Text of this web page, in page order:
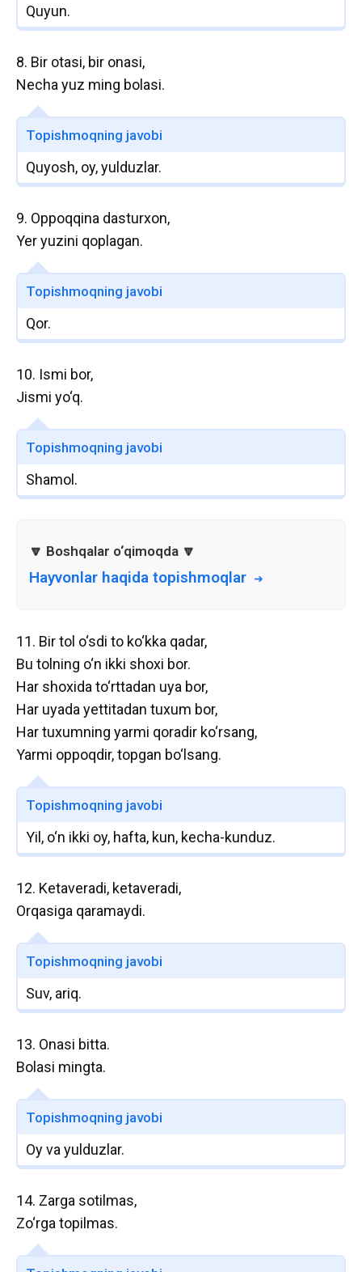
Quyun.
8. Bir otasi, bir onasi,
Necha yuz ming bolasi.
Topishmoqning javobi
Quyosh, oy, yulduzlar.
9. Oppoqqina dasturxon,
Yer yuzini qoplagan.
Topishmoqning javobi
Qor.
10. Ismi bor,
Jismi yo‘q.
Topishmoqning javobi
Shamol.
Hayvonlar haqida topishmoqlar
11. Bir tol o‘sdi to ko‘kka qadar,
Bu tolning o‘n ikki shoxi bor.
Har shoxida to‘rttadan uya bor,
Har uyada yettitadan tuxum bor,
Har tuxumning yarmi qoradir ko‘rsang,
Yarmi oppoqdir, topgan bo‘lsang.
Topishmoqning javobi
Yil, o‘n ikki oy, hafta, kun, kecha-kunduz.
12. Ketaveradi, ketaveradi,
Orqasiga qaramaydi.
Topishmoqning javobi
Suv, ariq.
13. Onasi bitta.
Bolasi mingta.
Topishmoqning javobi
Oy va yulduzlar.
14. Zarga sotilmas,
Zo‘rga topilmas.